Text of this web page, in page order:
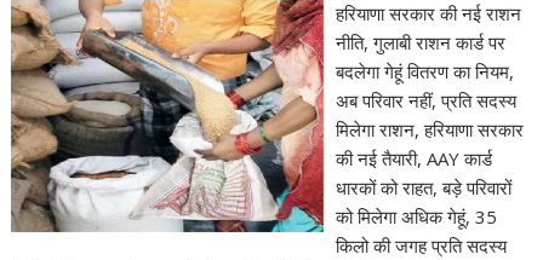
हरियाणा सरकार की नई राशन
नीति, गुलाबी राशन कार्ड पर
बदलेगा गेहूं वितरण का नियम,
अब परिवार नहीं, प्रति सदस्य
मिलेगा राशन, हरियाणा सरकार
की नई तैयारी, AAY कार्ड
धारकों को राहत, बड़े परिवारों
को मिलेगा अधिक गेहूं, 35
किलो की जगह प्रति सदस्य